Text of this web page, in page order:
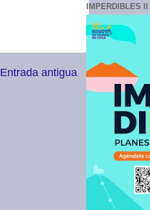
Entrada antigua
IMPERDIBLES II